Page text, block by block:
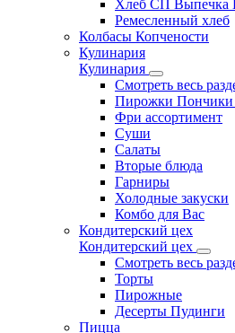
Хлеб СП Выпечка
Ремесленный хлеб
Колбасы Копчености
Кулинария
Кулинария
Смотреть весь
Пирожки
Фри ассортимент
Суши
Салаты
Вторые блюда
Гарниры
Холодные закуски
Комбо для Вас
Кондитерский цех
Кондитерский цех
Смотреть весь
Торты
Пирожные
Десерты Пудинги
Пицца